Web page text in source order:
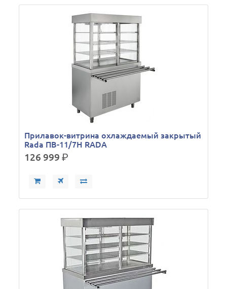
Прилавок-витрина охлаждаемый закрытый
Rada ПВ-11/7Н RADA
126 999р.